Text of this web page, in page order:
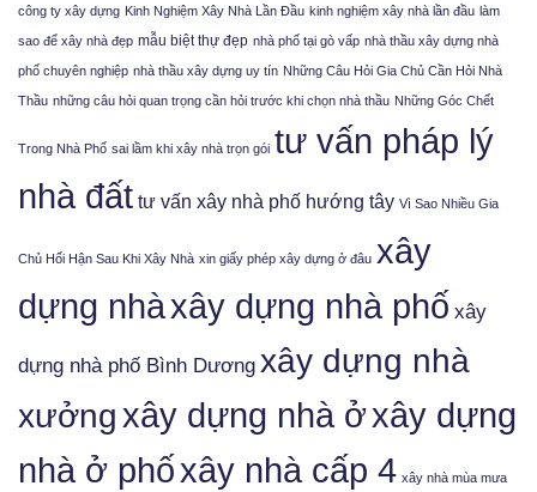
công ty xây dựng Kinh Nghiệm Xây Nhà Lần Đầu kinh nghiệm xây nhà lần đầu làm
sao để xây nhà đẹp mẫu biệt thự đẹp nhà phố tại gò vấp nhà thầu xây dựng nhà
phố chuyên nghiệp nhà thầu xây dựng uy tín Những Câu Hỏi Gia Chủ Cần Hỏi Nhà
Thầu những câu hỏi quan trọng cần hỏi trước khi chọn nhà thầu Những Góc Chết
Trong Nhà Phố sai lầm khi xây nhà trọn gói tư vấn pháp lý
nhà đất tư vấn xây nhà phố hướng tây Vì Sao Nhiều Gia
Chủ Hối Hận Sau Khi Xây Nhà xin giấy phép xây dựng ở đâu xây
dựng nhàxây dựng nhà phố xây
dựng nhà phố Bình Dương xây dựng nhà
xưởngxây dựng nhà ởxây dựng
nhà ở phốxây nhà cấp 4 xây nhà mùa mưa